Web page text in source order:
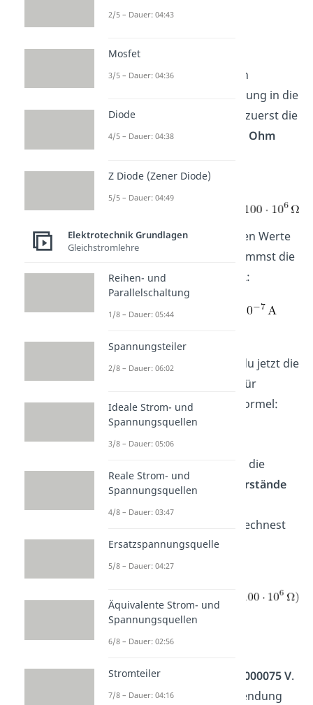
Bevor du die Werte für den
Widerstand und die Spannung in die
Formel einsetzt, musst du zuerst die
Einheit des Widerstands in Ohm
Jetzt setzt du die gegebenen Werte
in die Formel ein und bestimmst die
Stromstärke
A:
Mithilfe der berechneten
Stromstärke
bestimmst du jetzt die
. Dafür
verwendest du folgende Formel:
In die Formel setzt du jetzt die
Werte für die beiden
Widerstände
i V
ein und berechnest
die Leerlaufspannung:
Leerlaufspannung
15,0000075 V.
Du siehst, durch die Verwendung
2/5 – Dauer: 04:43
Mosfet
3/5 – Dauer: 04:36
Diode
4/5 – Dauer: 04:38
Z Diode (Zener Diode)
5/5 – Dauer: 04:49
Elektrotechnik Grundlagen
Gleichstromlehre
Reihen- und
Parallelschaltung
1/8 – Dauer: 05:44
Spannungsteiler
2/8 – Dauer: 06:02
Ideale Strom- und
Spannungsquellen
3/8 – Dauer: 05:06
Reale Strom- und
Spannungsquellen
4/8 – Dauer: 03:47
Ersatzspannungsquelle
5/8 – Dauer: 04:27
Äquivalente Strom- und
Spannungsquellen
6/8 – Dauer: 02:56
Stromteiler
7/8 – Dauer: 04:16